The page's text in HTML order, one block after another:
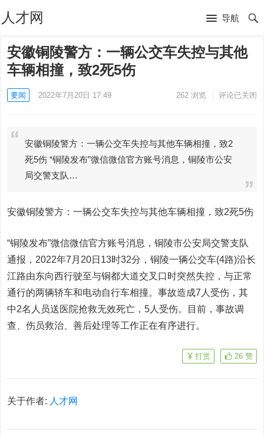
人才网 导航
安徽铜陵警方：一辆公交车失控与其他
车辆相撞，致2死5伤
要闻 2022年7月20日 17:49 262浏览 评论已关闭
安徽铜陵警方：一辆公交车失控与其他车辆相撞，致2
死5伤 “铜陵发布”微信微信官方账号消息，铜陵市公安
局交警支队…
安徽铜陵警方：一辆公交车失控与其他车辆相撞，致2死5伤
“铜陵发布”微信微信官方账号消息，铜陵市公安局交警支队
通报，2022年7月20日13时32分，铜陵一辆公交车(4路)沿长
江路由东向西行驶至与铜都大道交叉口时突然失控，与正常
通行的两辆轿车和电动自行车相撞。事故造成7人受伤，其
中2名人员送医院抢救无效死亡，5人受伤。目前，事故调
查、伤员救治、善后处理等工作正在有序进行。
26 赞
打赏
关于作者: 人才网